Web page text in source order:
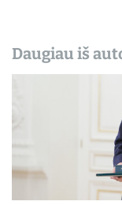
Daugiau iš